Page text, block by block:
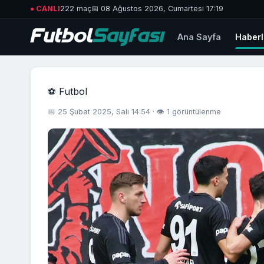
● CANLI222 maç📅 08 Ağustos 2026, Cumartesi 17:19
Ana Sayfa
⚽ Futbol
📅 25 Şubat 2025, Salı 14:54 · 👁 1 görüntülenme